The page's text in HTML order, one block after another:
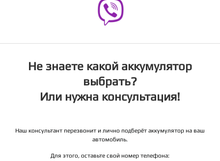
Не знаете какой аккумулятор
выбрать?
Или нужна консультация!
Наш консультант перезвонит и лично подберёт аккумулятор на ваш
автомобиль.
Для этого, оставьте свой номер телефона: